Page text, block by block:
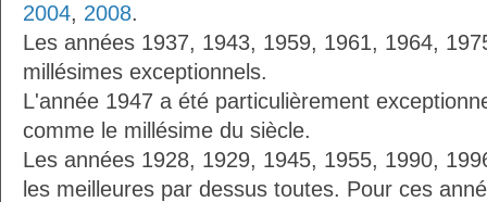
2004, 2008.
Les années 1937, 1943, 1959, 1961, 1964,
millésimes exceptionnels.
L'année 1947 a été particulièrement
comme le millésime du siècle.
Les années 1928, 1929, 1945, 1955, 1990,
les meilleures par dessus toutes. Pour ces